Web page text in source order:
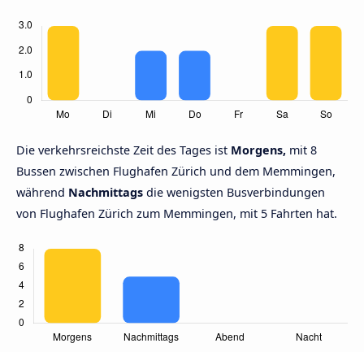
Die verkehrsreichste Zeit des Tages ist Morgens, mit 8
Bussen zwischen Flughafen Zürich und dem Memmingen,
während Nachmittags die wenigsten Busverbindungen
von Flughafen Zürich zum Memmingen, mit 5 Fahrten hat.